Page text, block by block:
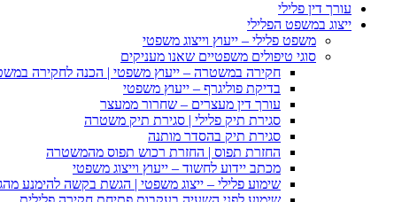
עורך דין פלילי
ייצוג במשפט הפלילי
משפט פלילי – ייעוץ וייצוג משפטי
סוגי טיפולים משפטיים שאנו מעניקים
חקירה במשטרה – ייעוץ משפטי | הכנה לחקירה
בדיקת פוליגרף – ייעוץ משפטי
עורך דין מעצרים – שחרור ממעצר
סגירת תיק פלילי | סגירת תיק משטרה
סגירת תיק בהסדר מותנה
החזרת תפוס | החזרת רכוש תפוס מהמשטרה
מכתב יידוע לחשוד – ייעוץ וייצוג משפטי
שימוע פלילי – ייצוג משפטי | הגשת בקשה להימנע